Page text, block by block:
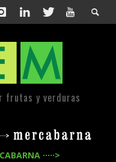
frutas y verduras
·····>